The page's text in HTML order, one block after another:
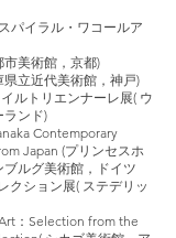
パイラル・ワコールア
美術館，京都)
立近代美術館，神戸)
トリエンナーレ展( ウ
ランド)
Contemporary
Japan (プリンセスホ
ルグ美術館，ドイツ
クション展( ステデリッ
：Selection from the